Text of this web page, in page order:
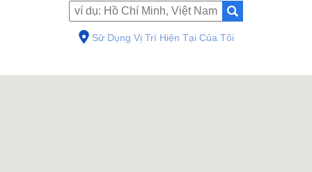
Sử Dụng Vị Trí Hiện Tại Của Tôi